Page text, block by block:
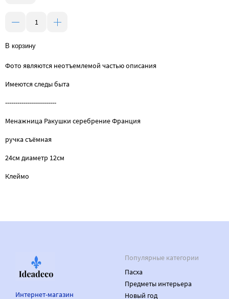
В корзину
Фото являются неотъемлемой частью описания
Имеются следы быта
-------------------------
Менажница Ракушки серебрение Франция
ручка съёмная
24см диаметр 12см
Клеймо
Интернет-магазин
Популярные категории
Пасха
Предметы интерьера
Новый год